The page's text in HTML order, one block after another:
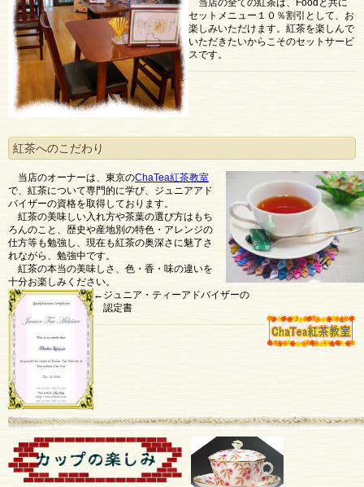
当店の全ての紅茶は、Foodと共に
セットメニュー１０％割引として、お
楽しみいただけます。紅茶を楽しんで
いただきたいからこそのセットサービ
スです。
紅茶へのこだわり
当店のオーナーは、東京のChaTea紅茶教室
で、紅茶について専門的に学び、ジュニアアド
バイザーの資格を取得しております。
紅茶の美味しい入れ方や茶葉の選び方はもち
ろんのこと、歴史や産地別の特色・アレンジの
仕方等も勉強し、現在も紅茶の奥深さに魅了さ
れながら、勉強中です。
紅茶の本当の美味しさ、色・香・味の違いを
十分お楽しみください。
←ジュニア・ティーアドバイザーの
認定書